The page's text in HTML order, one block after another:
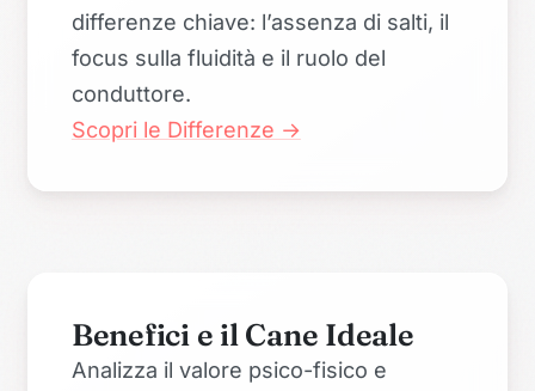
differenze chiave: l’assenza di salti, il
focus sulla fluidità e il ruolo del
conduttore.
Scopri le Differenze →
Benefici e il Cane Ideale
Analizza il valore psico-fisico e